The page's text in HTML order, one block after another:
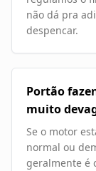
não dá pra
despencar.
Portão
muito
Se o motor
normal ou
geralmente é